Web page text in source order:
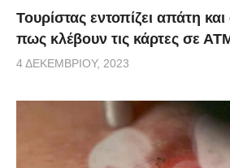
Τουρίστας εντοπίζει απάτη
πως κλέβουν τις κάρτες σε
4 ΔΕΚΕΜΒΡΊΟΥ, 2023